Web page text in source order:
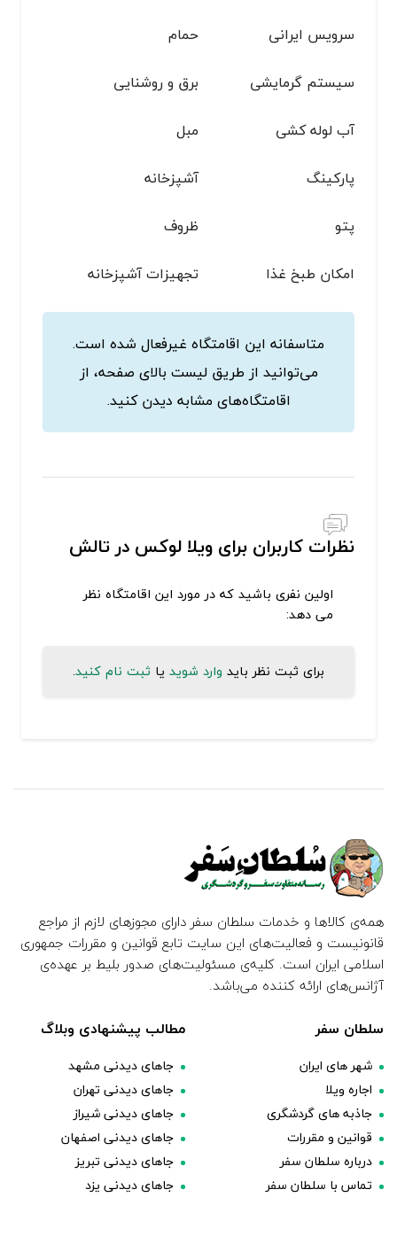
سرویس ایرانی
حمام
سیستم گرمایشی
برق و روشنایی
آب لوله کشی
مبل
پاركينگ
آشپزخانه
پتو
ظروف
امکان طبخ غذا
تجهیزات آشپزخانه
متاسفانه این اقامتگاه غیرفعال شده است.
می‌توانید از طریق لیست بالای صفحه، از
اقامتگاه‌های مشابه دیدن کنید.
نظرات کاربران برای ویلا لوکس در تالش
اولین نفری باشید که در مورد این اقامتگاه نظر
می دهد:
برای ثبت نظر باید وارد شوید یا ثبت نام کنید.
همه‌ی کالاها و خدمات سلطان سفر دارای مجوزهای لازم از مراجع
قانونیست و فعالیت‌های این سایت تابع قوانین و مقررات جمهوری
اسلامی ایران است. کلیه‌ی مسئولیت‌های صدور بلیط بر عهده‌ی
آژانس‌های ارائه کننده می‌باشد.
سلطان سفر
شهر های ایران
اجاره ویلا
جاذبه های گردشگری
قوانین و مقررات
درباره سلطان سفر
تماس با سلطان سفر
مطالب پیشنهادی وبلاگ
جاهای دیدنی مشهد
جاهای دیدنی تهران
جاهای دیدنی شیراز
جاهای دیدنی اصفهان
جاهای دیدنی تبریز
جاهای دیدنی یزد